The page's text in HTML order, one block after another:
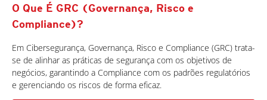
O Que É GRC (Governança, Risco e
Compliance)?
Em Cibersegurança, Governança, Risco e Compliance (GRC) trata-
se de alinhar as práticas de segurança com os objetivos de
negócios, garantindo a Compliance com os padrões regulatórios
e gerenciando os riscos de forma eficaz.